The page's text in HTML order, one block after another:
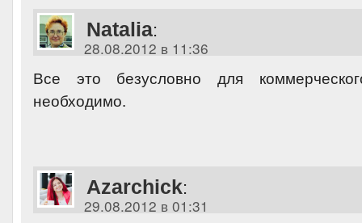
Natalia:
28.08.2012 в 11:36
Все это безусловно для
необходимо.
Azarchick:
29.08.2012 в 01:31